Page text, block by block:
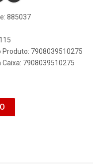
885037
Produto: 7908039510275
Caixa: 7908039510275